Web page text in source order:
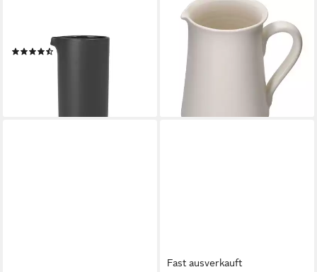
Milch, Wasser, Saft, 500 ml
(2)
MAMBOCAT
Wasserkrug Gloria Krug
cremeweiß 1,6L italienische
Kanne Keramik-Karaffe
24,99 €
lieferbar - in 3-4 Werktagen bei dir
Fast ausverkauft